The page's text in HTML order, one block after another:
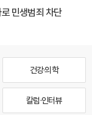
민생범죄 차단
건강·의학
칼럼·인터뷰